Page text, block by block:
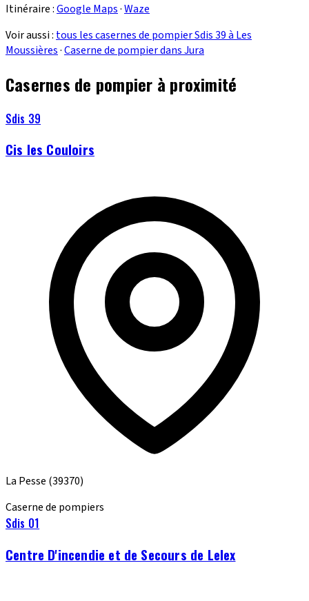
Itinéraire :Google Maps·Waze
Voir aussi : tous les casernes de pompier Sdis 39 à Les
Moussières·Caserne de pompier dans Jura
Casernes de pompier à proximité
Sdis 39
Cis les Couloirs
La Pesse (39370)
Caserne de pompiers
Sdis 01
Centre D'incendie et de Secours de Lelex